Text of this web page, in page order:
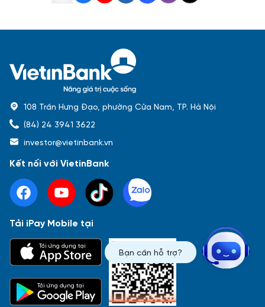
Báo cáo tài chính Thông tin giao dịch
Sự kiện
Bạn cần hỗ trợ?
108 Trần Hưng Đạo, phường Cửa Nam, TP. Hà Nội
(84) 24 3941 3622
investor@vietinbank.vn
Kết nối với VietinBank
Tải iPay Mobile tại
Tải ứng dụng tại
Tải ứng dụng tại